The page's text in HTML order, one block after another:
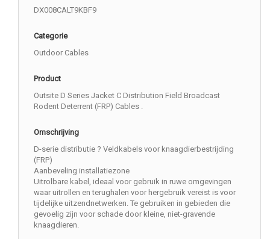
DX008CALT9KBF9
Categorie
Outdoor Cables
Product
Outsite D Series Jacket C Distribution Field Broadcast
Rodent Deterrent (FRP) Cables .
Omschrijving
D-serie distributie ? Veldkabels voor knaagdierbestrijding
(FRP)
Aanbeveling installatiezone
Uitrolbare kabel, ideaal voor gebruik in ruwe omgevingen
waar uitrollen en terughalen voor hergebruik vereist is voor
tijdelijke uitzendnetwerken. Te gebruiken in gebieden die
gevoelig zijn voor schade door kleine, niet-gravende
knaagdieren.